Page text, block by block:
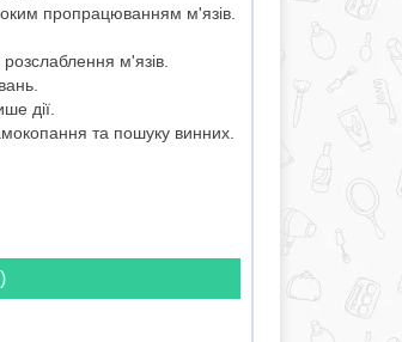
пропрацюванням м'язів.
розслаблення м'язів.
дії.
та пошуку винних.